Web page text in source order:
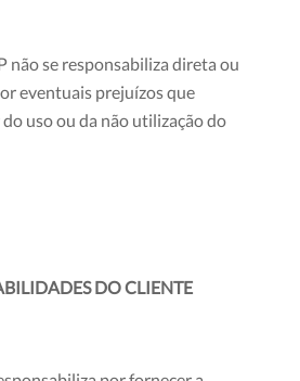
não se responsabiliza direta ou
eventuais prejuízos que
uso ou da não utilização do
DO CLIENTE